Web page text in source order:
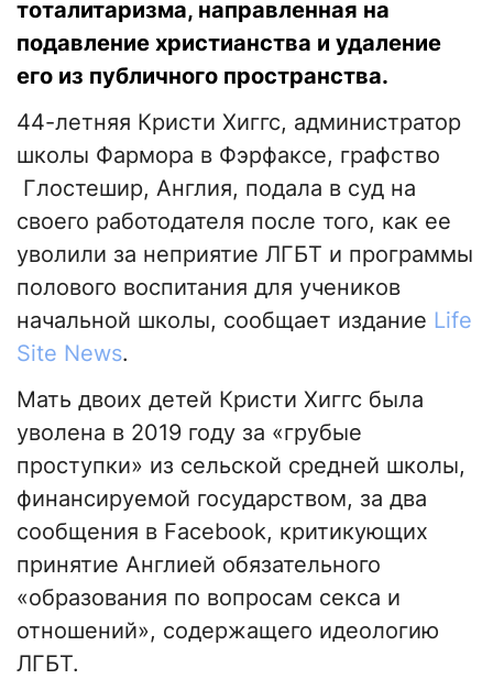
тоталитаризма, направленная на
подавление христианства и удаление
его из публичного пространства.
44-летняя Кристи Хиггс, администратор
школы Фармора в Фэрфаксе, графство
Глостешир, Англия, подала в суд на
своего работодателя после того, как ее
уволили за неприятие ЛГБТ и программы
полового воспитания для учеников
начальной школы, сообщает издание Life
Site News.
Мать двоих детей Кристи Хиггс была
уволена в 2019 году за «грубые
проступки» из сельской средней школы,
финансируемой государством, за два
сообщения в Facebook, критикующих
принятие Англией обязательного
«образования по вопросам секса и
отношений», содержащего идеологию
ЛГБТ.